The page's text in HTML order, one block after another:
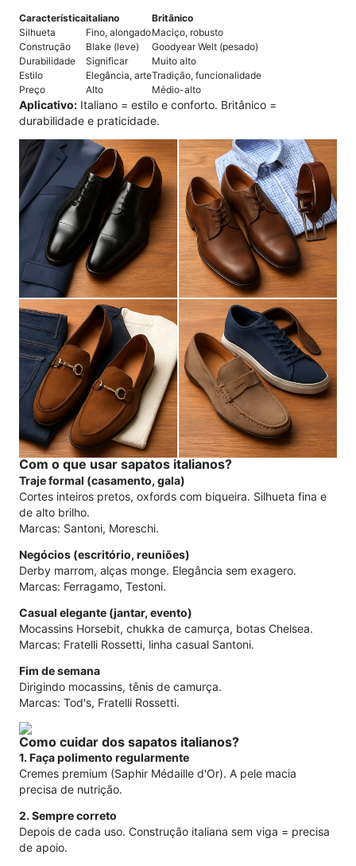
Característicaitaliano
Britânico
Silhueta
Fino, alongadoMaciço, robusto
Construção
Blake (leve)
Goodyear Welt (pesado)
Durabilidade
Significar
Muito alto
Estilo
Elegância, arteTradição, funcionalidade
Preço
Alto Médio-alto
Aplicativo: Italiano = estilo e conforto. Britânico =
durabilidade e praticidade.
Com o que usar sapatos italianos?
Traje formal (casamento, gala)
Cortes inteiros pretos, oxfords com biqueira. Silhueta fina e
de alto brilho.
Marcas: Santoni, Moreschi.
Negócios (escritório, reuniões)
Derby marrom, alças monge. Elegância sem exagero.
Marcas: Ferragamo, Testoni.
Casual elegante (jantar, evento)
Mocassins Horsebit, chukka de camurça, botas Chelsea.
Marcas: Fratelli Rossetti, linha casual Santoni.
Fim de semana
Dirigindo mocassins, tênis de camurça.
Marcas: Tod's, Fratelli Rossetti.
Como cuidar dos sapatos italianos?
1. Faça polimento regularmente
Cremes premium (Saphir Médaille d'Or). A pele macia
precisa de nutrição.
2. Sempre correto
Depois de cada uso. Construção italiana sem viga = precisa
de apoio.